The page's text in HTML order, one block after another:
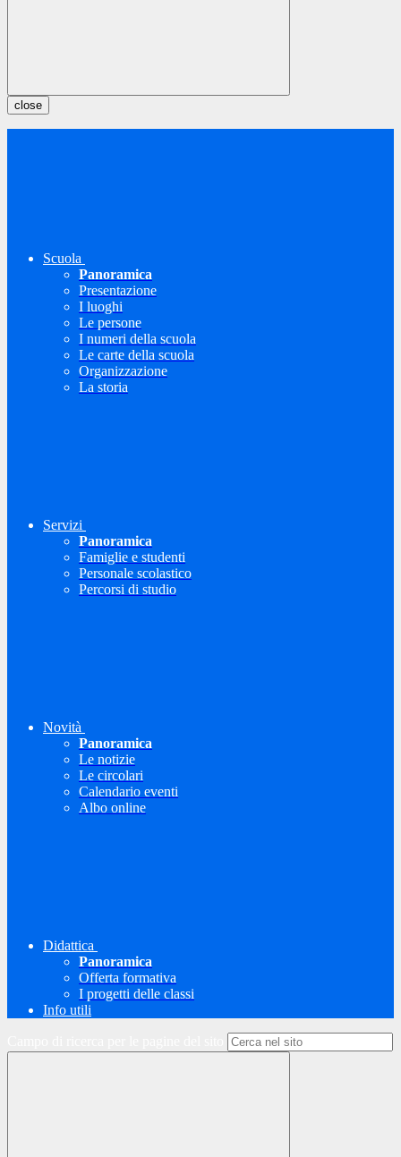
close
Scuola
Panoramica
Presentazione
I luoghi
Le persone
I numeri della scuola
Le carte della scuola
Organizzazione
La storia
Servizi
Panoramica
Famiglie e studenti
Personale scolastico
Percorsi di studio
Novità
Panoramica
Le notizie
Le circolari
Calendario eventi
Albo online
Didattica
Panoramica
Offerta formativa
I progetti delle classi
Info utili